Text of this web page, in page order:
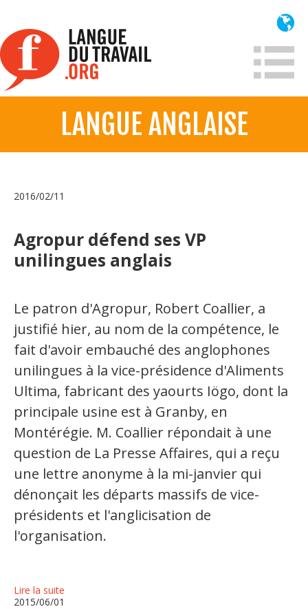
contenu
principal
Qui sommes-nous?
Historique
Information
Lois et jurisprudence
Organismes de la langue française
Publications
Francophonie internationale
Expressions et jeux de lettres
Vidéos
Revue de presse
Langue du travail
Recueil de bonnes pratiques
LANGUE ANGLAISE
2016/02/11
Agropur défend ses VP
unilingues anglais
Le patron d'Agropur, Robert Coallier, a
justifié hier, au nom de la compétence, le
fait d'avoir embauché des anglophones
unilingues à la vice-présidence d'Aliments
Ultima, fabricant des yaourts Iögo, dont la
principale usine est à Granby, en
Montérégie. M. Coallier répondait à une
question de La Presse Affaires, qui a reçu
une lettre anonyme à la mi-janvier qui
dénonçait les départs massifs de vice-
présidents et l'anglicisation de
l'organisation.
Lire la suite
2015/06/01